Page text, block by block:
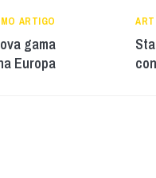
ARTIGO
gama
Europa